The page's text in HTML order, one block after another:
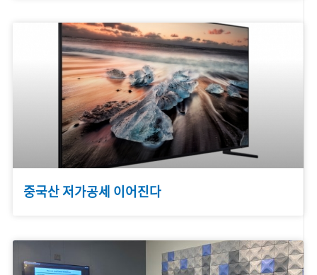
중국산 저가공세 이어진다